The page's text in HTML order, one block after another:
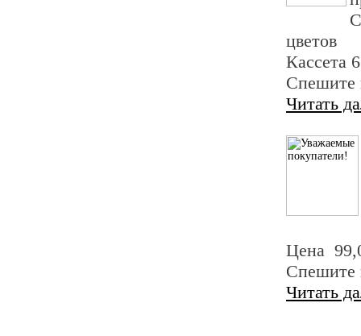
цветов
Кассета
Спешите
Читать
Цена
Спешите
Читать